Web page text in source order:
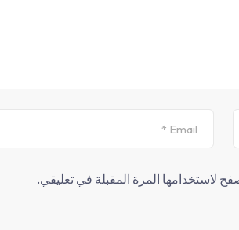
لاستخدامها المرة المقبلة في تعليقي.